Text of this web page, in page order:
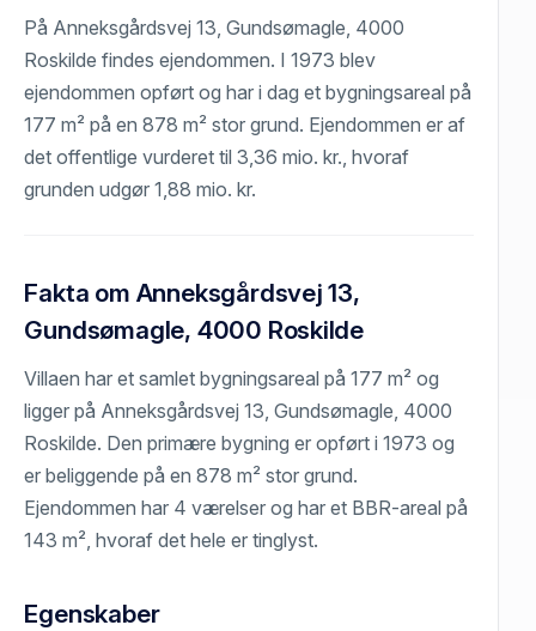
På Anneksgårdsvej 13, Gundsømagle, 4000
Roskilde findes ejendommen. I 1973 blev
ejendommen opført og har i dag et bygningsareal på
177 m² på en 878 m² stor grund. Ejendommen er af
det offentlige vurderet til 3,36 mio. kr., hvoraf
grunden udgør 1,88 mio. kr.
Fakta om Anneksgårdsvej 13,
Gundsømagle, 4000 Roskilde
Villaen har et samlet bygningsareal på 177 m² og
ligger på Anneksgårdsvej 13, Gundsømagle, 4000
Roskilde. Den primære bygning er opført i 1973 og
er beliggende på en 878 m² stor grund.
Ejendommen har 4 værelser og har et BBR-areal på
143 m², hvoraf det hele er tinglyst.
Egenskaber